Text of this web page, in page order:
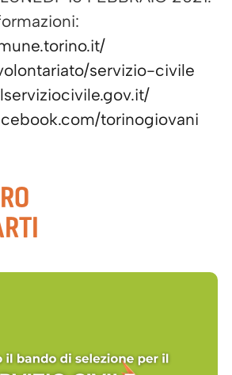
servizio-civile
torinogiovani